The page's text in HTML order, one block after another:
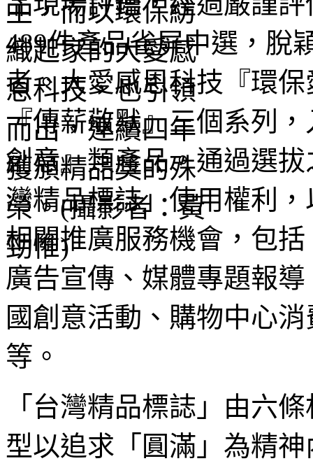
489件產品雀屏中選，脫
者。大愛感恩科技『環
『傳薪敬默』三個系列
創意』類產品。通過選
灣精品標誌」使用權利
相關推廣服務機會，包
廣告宣傳、媒體專題報
國創意活動、購物中心
等。
「台灣精品標誌」由六
型以追求「圓滿」為精